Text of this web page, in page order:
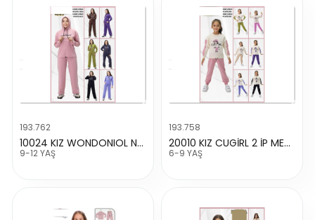
193.762
10024 KIZ WONDONIOL NAKIŞLI 2 İP TAKIM
9-12 YAŞ
193.758
20010 KIZ CUGİRL 2 İP MEVSİMLİK TAKIM
6-9 YAŞ